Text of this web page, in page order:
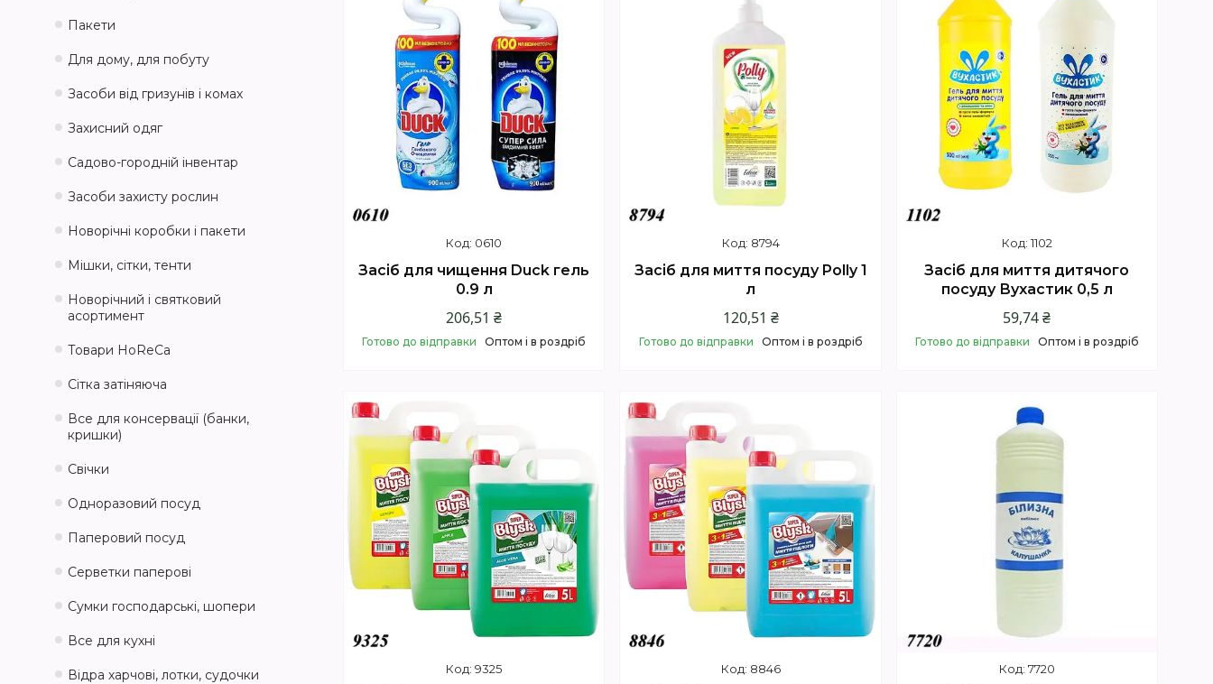
0610
Засіб для чищення Duck гель
0.9 л
206,51 ₴
Готово до відправки Оптом і в роздріб
8794
Засіб для миття посуду Polly 1
л
120,51 ₴
Готово до відправки Оптом і в роздріб
1102
Засіб для миття дитячого
посуду Вухастик 0,5 л
59,74 ₴
Готово до відправки Оптом і в роздріб
9325 8846 7720
Пакети
Для дому, для побуту
Засоби від гризунів і комах
Захисний одяг
Садово-городній інвентар
Засоби захисту рослин
Новорічні коробки і пакети
Мішки, сітки, тенти
Новорічний і святковий
асортимент
Товари HoReCa
Сітка затіняюча
Все для консервації (банки,
кришки)
Свічки
Одноразовий посуд
Паперовий посуд
Серветки паперові
Сумки господарські, шопери
Все для кухні
Відра харчові, лотки, судочки